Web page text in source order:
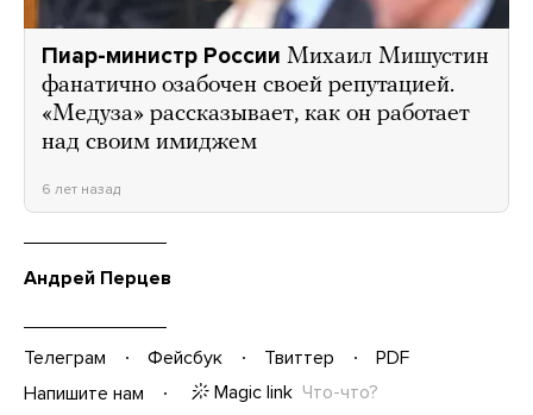
Пиар-министр России Михаил Мишустин
фанатично озабочен своей репутацией.
«Медуза» рассказывает, как он работает
над своим имиджем
6 лет назад
Андрей Перцев
Телеграм Фейсбук Твиттер
PDF
Напишите нам
Magic link Что-что?